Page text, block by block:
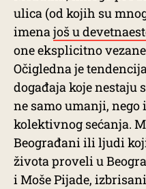
ulica (od kojih su
imenajoš u
one eksplicitno
Očigledna je
događaja koje nestaju
ne samo umanji,
kolektivnog sećanja.
Beograđani ili ljudi
života proveli u
i Moše Pijade,